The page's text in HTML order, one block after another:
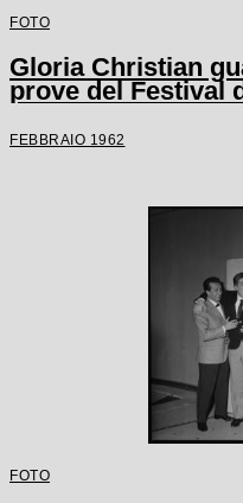
FOTO
Gloria Christian
prove del Festival
FEBBRAIO 1962
FOTO